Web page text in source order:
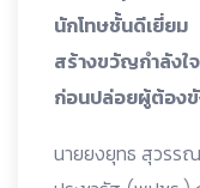
นักโทษชั้นดีเยี่ยม
สร้างขวัญกำลังใ
ก่อนปล่อยผู้ต้อง
นายยงยุทธ สุวรร